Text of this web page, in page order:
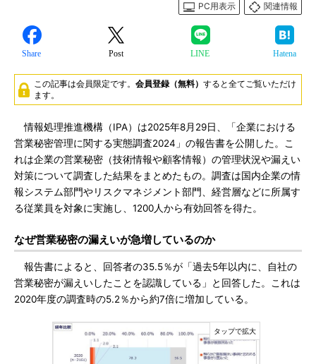
PC用表示
関連情報
Share Post LINE Hatena
この記事は会員限定です。 会員登録（無料） すると全てご覧いただけ
ます。
情報処理推進機構（IPA）は2025年8月29日、「企業における
営業秘密管理に関する実態調査2024」の報告書を公開した。こ
れは企業の営業秘密（技術情報や顧客情報）の管理状況や漏えい
対策について調査した結果をまとめたもの。調査は国内企業の情
報システム部門やリスクマネジメント部門、経営層などに所属す
る従業員を対象に実施し、1200人から有効回答を得た。
なぜ営業秘密の漏えいが急増しているのか
報告書によると、回答者の35.5％が「過去5年以内に、自社の
営業秘密が漏えいしたことを認識している」と回答した。これは
2020年度の調査時の5.2％から約7倍に増加している。